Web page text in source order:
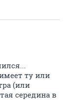
ту или
(или
середина в